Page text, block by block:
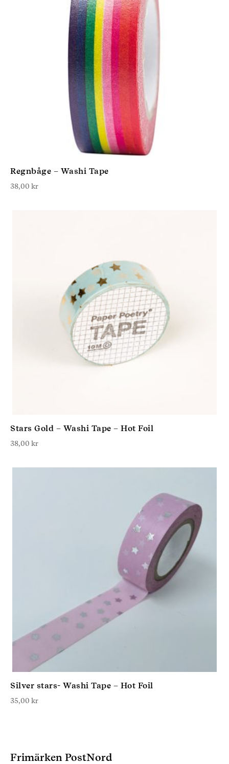
Regnbåge – Washi Tape
38,00 kr
Stars Gold – Washi Tape – Hot Foil
38,00 kr
Silver stars- Washi Tape – Hot Foil
35,00 kr
Frimärken PostNord